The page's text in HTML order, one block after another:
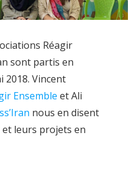
Réagir
sont partis en
2018. Vincent
Ensemble et Ali
nous en disent
leurs projets en